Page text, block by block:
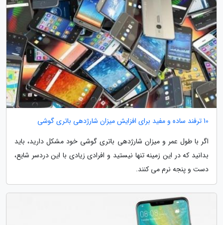
10 ترفند ساده و مفید برای افزایش میزان شارژدهی باتری گوشی
اگر با طول عمر و میزان شارژدهی باتری گوشی خود مشکل دارید، باید
بدانید که در این زمینه تنها نیستید و افرادی زیادی با این دردسر شایع،
دست و پنجه نرم می کنند.